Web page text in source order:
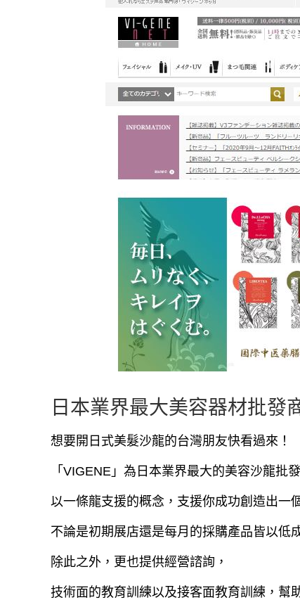
日本業界最大美容器材批發
想要開日式美髮沙龍的台灣朋友快看過來！
「VIGENE」為日本業界最大的美容沙龍批發
以一條龍支援的概念，支援你成功創造出一
不論是初期展店還是每月的採購產品皆以低
除此之外，更也提供經營諮詢，
技術面的教育訓練以及接客面教育訓練，幫